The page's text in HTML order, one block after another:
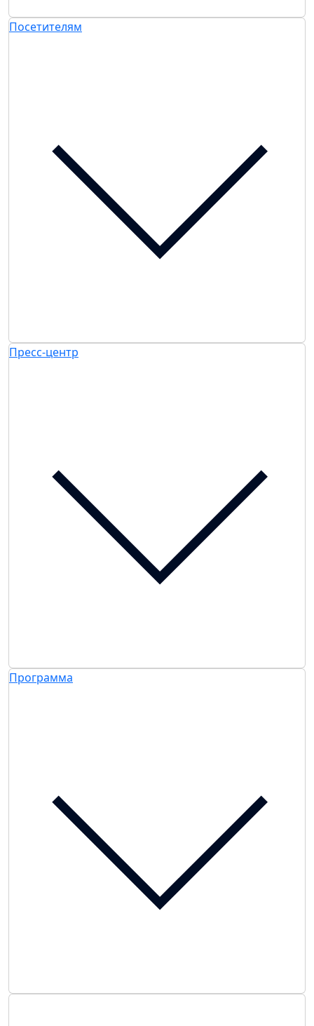
Посетителям
Пресс-центр
Программа